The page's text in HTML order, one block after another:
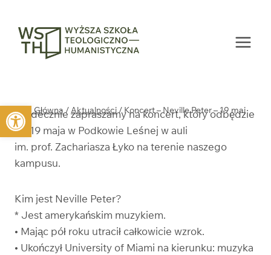
Otwórz pasek narzędzi
treści
Strona Główna /Aktualności/ Koncert – Neville Peter – 19 maj
Serdecznie zapraszamy na koncert, który odbędzie
się 19 maja w Podkowie Leśnej w auli
im. prof. Zachariasza Łyko na terenie naszego
kampusu.
Kim jest Neville Peter?
* Jest amerykańskim muzykiem.
• Mając pół roku utracił całkowicie wzrok.
• Ukończył University of Miami na kierunku: muzyka